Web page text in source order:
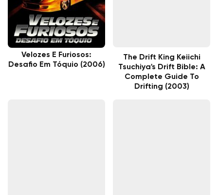
Velozes E Furiosos:
Desafio Em Tóquio (2006)
The Drift King Keiichi
Tsuchiya's Drift Bible: A
Complete Guide To
Drifting (2003)